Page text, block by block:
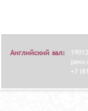
Английский зал:
реки
+7